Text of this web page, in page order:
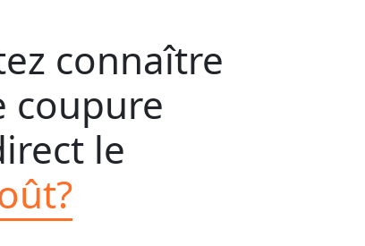
connaître
coupure
le